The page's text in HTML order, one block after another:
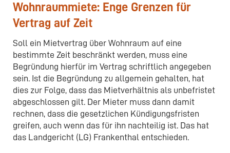
Wohnraummiete: Enge Grenzen für
Vertrag auf Zeit
Soll ein Mietvertrag über Wohnraum auf eine
bestimmte Zeit beschränkt werden, muss eine
Begründung hierfür im Vertrag schriftlich angegeben
sein. Ist die Begründung zu allgemein gehalten, hat
dies zur Folge, dass das Mietverhältnis als unbefristet
abgeschlossen gilt. Der Mieter muss dann damit
rechnen, dass die gesetzlichen Kündigungsfristen
greifen, auch wenn das für ihn nachteilig ist. Das hat
das Landgericht (LG) Frankenthal entschieden.